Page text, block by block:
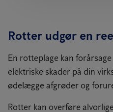
Rotter udgør en
En rotteplage kan
elektriske skader på din
ødelægge afgrøder og
Rotter kan overføre